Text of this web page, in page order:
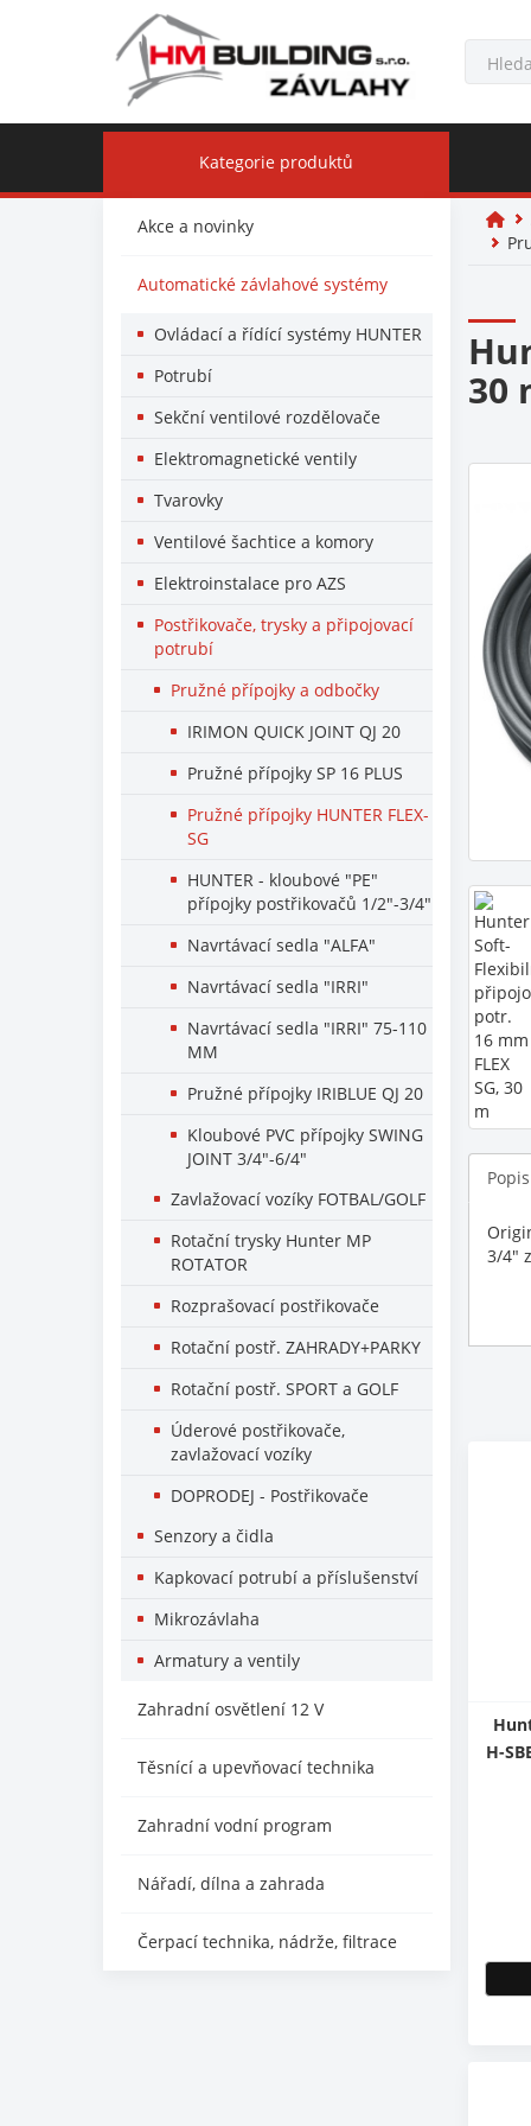
Kategorie produktů
Akce a novinky
Automatické závlahové systémy
Ovládací a řídící systémy HUNTER
Potrubí
Sekční ventilové rozdělovače
Elektromagnetické ventily
Tvarovky
Ventilové šachtice a komory
Elektroinstalace pro AZS
Postřikovače, trysky a připojovací
potrubí
Pružné přípojky a odbočky
IRIMON QUICK JOINT QJ 20
Pružné přípojky SP 16 PLUS
Pružné přípojky HUNTER FLEX-
SG
HUNTER - kloubové "PE"
přípojky postřikovačů 1/2"-3/4"
Navrtávací sedla "ALFA"
Navrtávací sedla "IRRI"
Navrtávací sedla "IRRI" 75-110
MM
Pružné přípojky IRIBLUE QJ 20
Kloubové PVC přípojky SWING
JOINT 3/4"-6/4"
Zavlažovací vozíky FOTBAL/GOLF
Rotační trysky Hunter MP
ROTATOR
Rozprašovací postřikovače
Rotační postř. ZAHRADY+PARKY
Rotační postř. SPORT a GOLF
Úderové postřikovače,
zavlažovací vozíky
DOPRODEJ - Postřikovače
Senzory a čidla
Kapkovací potrubí a příslušenství
Mikrozávlaha
Armatury a ventily
Zahradní osvětlení 12 V
Těsnící a upevňovací technika
Zahradní vodní program
Nářadí, dílna a zahrada
Čerpací technika, nádrže, filtrace
30
Popis
3/4"
H-